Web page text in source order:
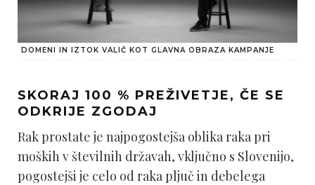
DOMENI IN IZTOK VALIČ KOT GLAVNA OBRAZA KAMPANJE
SKORAJ 100 % PREŽIVETJE, ČE SE
ODKRIJE ZGODAJ
Rak prostate je najpogostejša oblika raka pri
moških v številnih državah, vključno s Slovenijo,
pogostejši je celo od raka pljuč in debelega